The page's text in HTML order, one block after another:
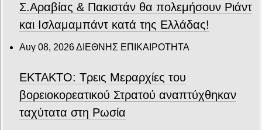
Σ.Αραβίας & Πακιστάν θα πολεμήσουν Ριάντ
και Ισλαμαμπάντ κατά της Ελλάδας!
Αυγ 08, 2026ΔΙΕΘΝΗΣ ΕΠΙΚΑΙΡΟΤΗΤΑ
ΕΚΤΑΚΤΟ: Τρεις Μεραρχίες του
βορειοκορεατικού Στρατού αναπτύχθηκαν
ταχύτατα στη Ρωσία